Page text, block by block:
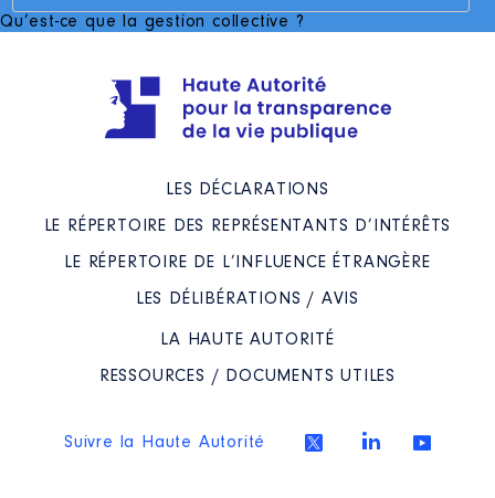
Qu’est-ce que la gestion collective ?
LES DÉCLARATIONS
LE RÉPERTOIRE DES REPRÉSENTANTS D’INTÉRÊTS
LE RÉPERTOIRE DE L’INFLUENCE ÉTRANGÈRE
LES DÉLIBÉRATIONS / AVIS
LA HAUTE AUTORITÉ
RESSOURCES / DOCUMENTS UTILES
Suivre la Haute Autorité